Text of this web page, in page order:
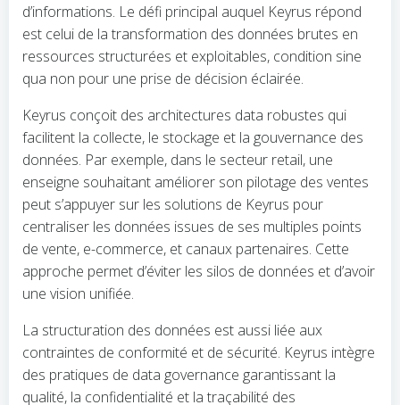
d’informations. Le défi principal auquel Keyrus répond
est celui de la transformation des données brutes en
ressources structurées et exploitables, condition sine
qua non pour une prise de décision éclairée.
Keyrus conçoit des architectures data robustes qui
facilitent la collecte, le stockage et la gouvernance des
données. Par exemple, dans le secteur retail, une
enseigne souhaitant améliorer son pilotage des ventes
peut s’appuyer sur les solutions de Keyrus pour
centraliser les données issues de ses multiples points
de vente, e-commerce, et canaux partenaires. Cette
approche permet d’éviter les silos de données et d’avoir
une vision unifiée.
La structuration des données est aussi liée aux
contraintes de conformité et de sécurité. Keyrus intègre
des pratiques de data governance garantissant la
qualité, la confidentialité et la traçabilité des